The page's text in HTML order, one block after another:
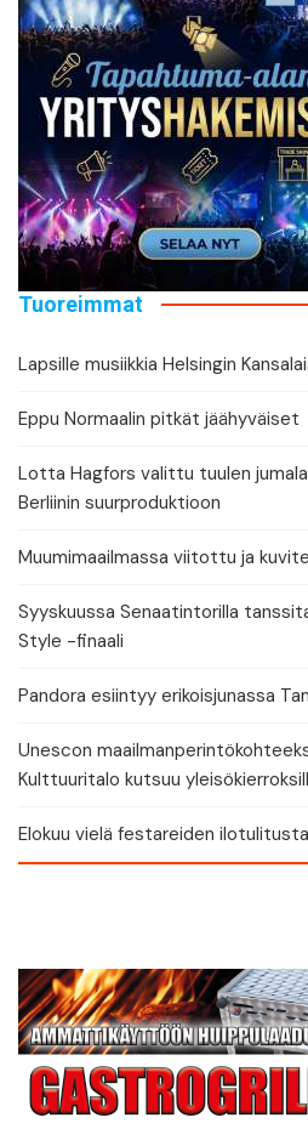
Tuoreimmat
Lapsille musiikkia Helsingin
Eppu Normaalin pitkät jäähyväiset
Lotta Hagfors valittu tuulen
Berliinin suurproduktioon
Muumimaailmassa viitottu ja
Syyskuussa Senaatintorilla
Style -finaali
Pandora esiintyy erikoisjunassa
Unescon
Kulttuuritalo kutsuu
Elokuu vielä festareiden ilotulitusta